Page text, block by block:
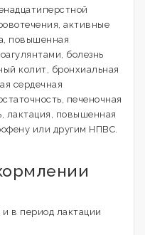
активные
повышенная
болезнь
колит, бронхиальная
сердечная
печеночная
лактация, повышенная
или другим НПВС.
в период лактации